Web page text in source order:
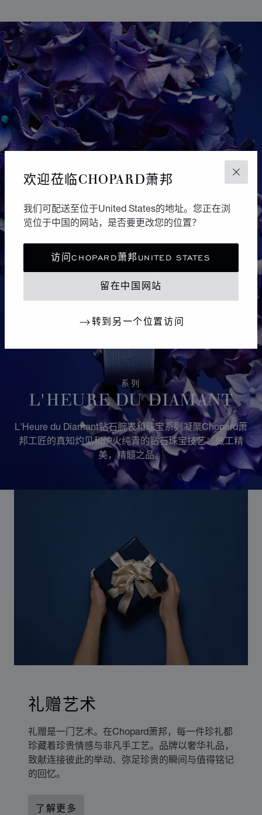
关闭
欢迎莅临CHOPARD萧邦
我们可配送至位于United States的地址。您正在浏
览位于中国的网站，是否要更改您的位置？
访问CHOPARD萧邦UNITED STATES
留在中国网站
转到另一个位置访问
系列
L'HEURE DU DIAMANT
L'Heure du Diamant钻石腕表和珠宝系列凝聚Chopard萧
邦工匠的真知灼见和炉火纯青的钻石珠宝技艺：做工精
美，精髓之品。
礼赠艺术
礼赠是一门艺术。在Chopard萧邦，每一件珍礼都
珍藏着珍贵情感与非凡手工艺。品牌以奢华礼品，
致献连接彼此的举动、弥足珍贵的瞬间与值得铭记
的回忆。
了解更多